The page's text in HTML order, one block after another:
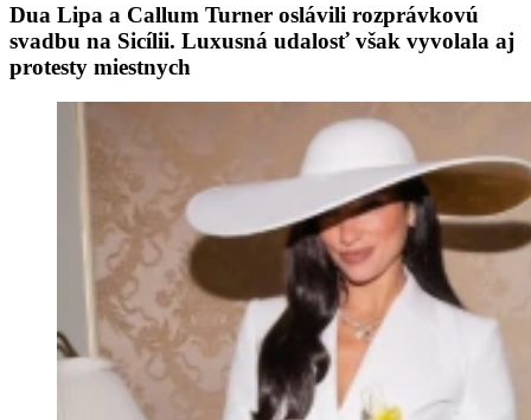
Dua Lipa a Callum Turner oslávili rozprávkovú
svadbu na Sicílii. Luxusná udalosť však vyvolala aj
protesty miestnych